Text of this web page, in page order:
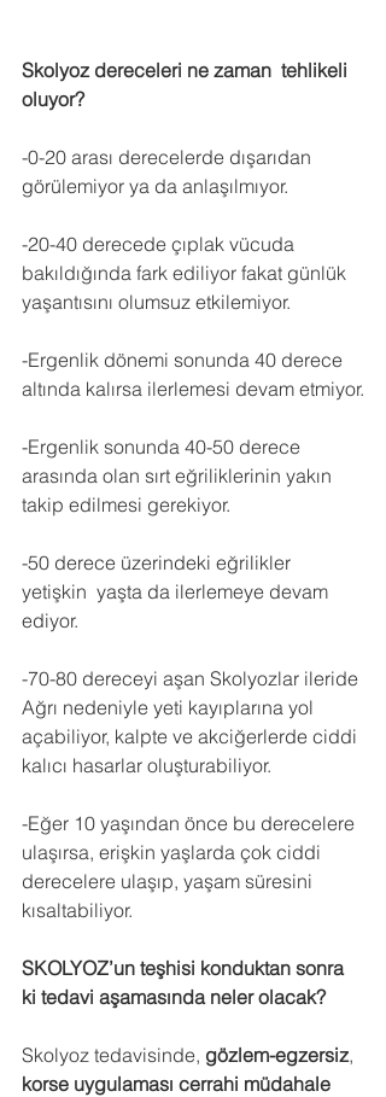
Skolyoz dereceleri ne zaman  tehlikeli
oluyor?
-0-20 arası derecelerde dışarıdan
görülemiyor ya da anlaşılmıyor.
-20-40 derecede çıplak vücuda
bakıldığında fark ediliyor fakat günlük
yaşantısını olumsuz etkilemiyor.
-Ergenlik dönemi sonunda 40 derece
altında kalırsa ilerlemesi devam etmiyor.
-Ergenlik sonunda 40-50 derece
arasında olan sırt eğriliklerinin yakın
takip edilmesi gerekiyor.
-50 derece üzerindeki eğrilikler
yetişkin  yaşta da ilerlemeye devam
ediyor.
-70-80 dereceyi aşan Skolyozlar ileride
Ağrı nedeniyle yeti kayıplarına yol
açabiliyor, kalpte ve akciğerlerde ciddi
kalıcı hasarlar oluşturabiliyor.
-Eğer 10 yaşından önce bu derecelere
ulaşırsa, erişkin yaşlarda çok ciddi
derecelere ulaşıp, yaşam süresini
kısaltabiliyor.
SKOLYOZ’un teşhisi konduktan sonra
ki tedavi aşamasında neler olacak?
Skolyoz tedavisinde, gözlem-egzersiz,
korse uygulaması cerrahi müdahale